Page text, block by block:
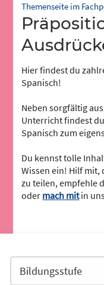
Themenseite im
Präpositionen und
Hier findest du
Spanisch!
Neben sorgfältig
Unterricht findest
Spanisch zum
Du kennst tolle
Wissen ein! Hilf mit,
zu teilen, empfehle
oder mach mitin